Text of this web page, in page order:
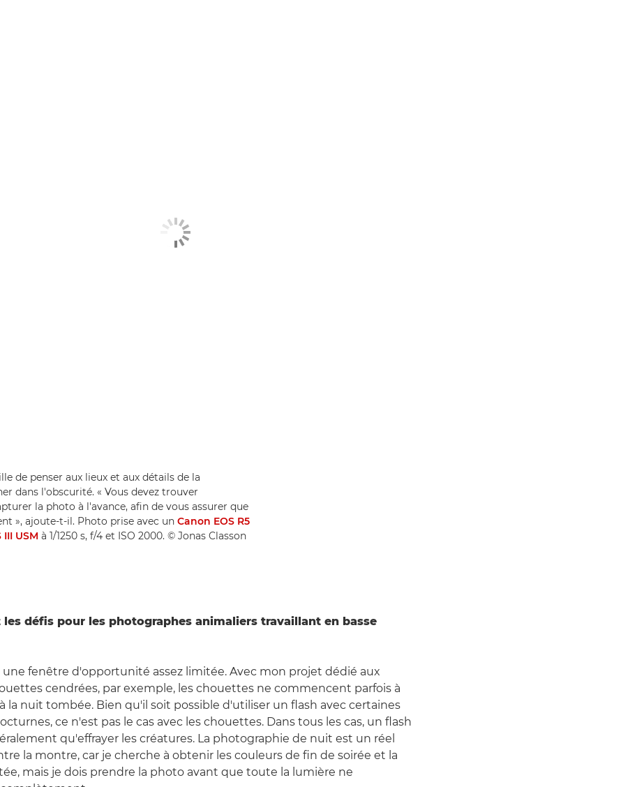
de penser aux lieux et aux détails de la
dans l'obscurité. « Vous devez trouver
la photo à l'avance, afin de vous assurer que
», ajoute-t-il. Photo prise avec un Canon EOS R5
USM à 1/1250 s, f/4 et ISO 2000. © Jonas Classon
les défis pour les photographes animaliers travaillant en basse
une fenêtre d'opportunité assez limitée. Avec mon projet dédié aux
cendrées, par exemple, les chouettes ne commencent parfois à
la nuit tombée. Bien qu'il soit possible d'utiliser un flash avec certaines
ce n'est pas le cas avec les chouettes. Dans tous les cas, un flash
qu'effrayer les créatures. La photographie de nuit est un réel
la montre, car je cherche à obtenir les couleurs de fin de soirée et la
mais je dois prendre la photo avant que toute la lumière ne